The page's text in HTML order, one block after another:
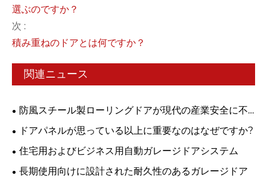
選ぶのですか？
次 :
積み重ねのドアとは何ですか？
関連ニュース
防風スチール製ローリングドアが現代の産業安全に不
可欠なのはなぜですか?
ドアパネルが思っている以上に重要なのはなぜですか?
住宅用およびビジネス用自動ガレージドアシステム
長期使用向けに設計された耐久性のあるガレージドア